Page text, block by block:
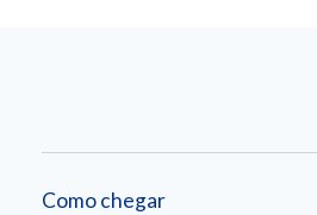
Como chegar